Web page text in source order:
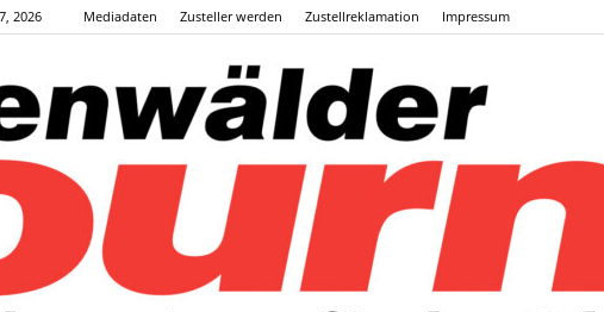
2026 Mediadaten Zusteller werden Zustellreklamation Impressum